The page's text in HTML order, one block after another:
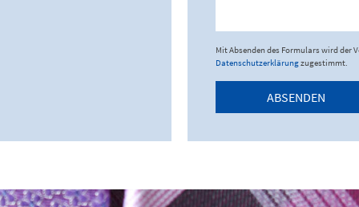
Mit Absenden des Formulars wird der
Datenschutzerklärungzugestimmt.
ABSENDEN